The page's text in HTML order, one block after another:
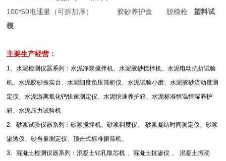
100*50电通量（可拆加厚） 胶砂养护盒 脱模枪塑料试
模
主要生产经营：
1、水泥检测仪器系列：水泥净浆搅拌机、水泥胶砂搅拌机、水泥电动抗折试验
机、水泥胶砂振实台、水泥细度负压筛析仪、水泥试验小磨、水泥胶砂流动度测
定仪、水泥游离氧化钙快速测定仪、水泥快速养护箱、水泥标准恒温恒湿养护
箱、水泥压力试验机
2、砂浆试验仪器系列：砂浆搅拌机、砂浆稠度仪、
砂浆凝结时间测定仪、砂浆
渗透仪、砂当量测定仪、顶击式标准振筛机、
3、混凝土检测仪器系列：混凝土钻孔取芯机 、混凝土抗渗仪 、
混凝土振动